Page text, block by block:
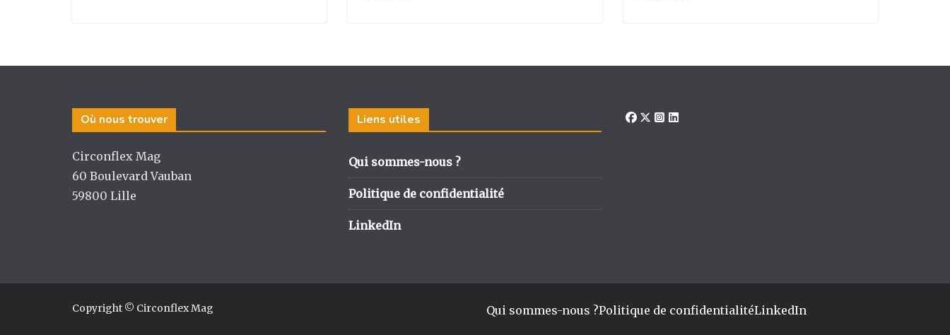
Où nous trouver
Circonflex Mag
60 Boulevard Vauban
59800 Lille
Liens utiles
Qui sommes-nous ?
Politique de confidentialité
LinkedIn
Copyright © Circonflex Mag Qui sommes-nous ?Politique de confidentialitéLinkedIn